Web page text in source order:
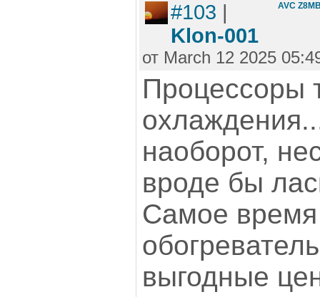
AVC
#103 |
Klon-001
от March 12 2025
Процессоры
наоборот,
вроде бы
Самое время
выгодные